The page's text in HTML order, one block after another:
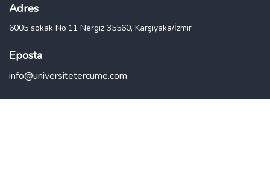
Adres
6005 sokak No:11 Nergiz 35560, Karşıyaka/İzmir
Eposta
info@universitetercume.com